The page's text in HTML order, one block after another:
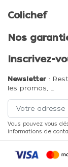
Colichef
Nos
Inscrivez-
Newsletter :
les promos, …
Vous pouvez vous
informations de